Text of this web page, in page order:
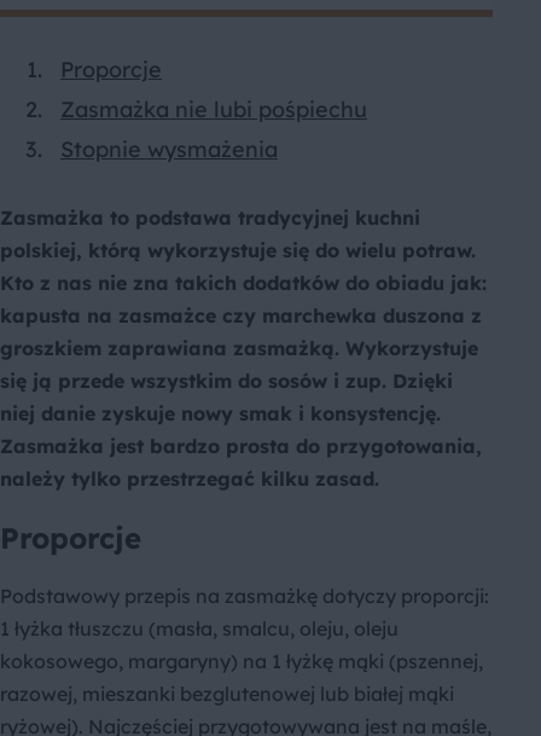
Proporcje
Zasmażka nie lubi pośpiechu
Stopnie wysmażenia
Zasmażka to podstawa tradycyjnej kuchni
polskiej, którą wykorzystuje się do wielu potraw.
Kto z nas nie zna takich dodatków do obiadu jak:
kapusta na zasmażce czy marchewka duszona z
groszkiem zaprawiana zasmażką. Wykorzystuje
się ją przede wszystkim do sosów i zup. Dzięki
niej danie zyskuje nowy smak i konsystencję.
Zasmażka jest bardzo prosta do przygotowania,
należy tylko przestrzegać kilku zasad.
Proporcje
Podstawowy przepis na zasmażkę dotyczy proporcji:
1 łyżka tłuszczu (masła, smalcu, oleju, oleju
kokosowego, margaryny) na 1 łyżkę mąki (pszennej,
razowej, mieszanki bezglutenowej lub białej mąki
ryżowej). Najczęściej przygotowywana jest na maśle,